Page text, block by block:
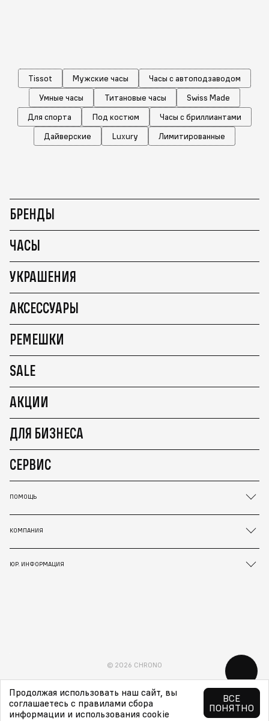
Tissot Мужские часы
Часы с автоподзаводом
Умные часы
Титановые часы
Swiss Made
Для спорта
Под костюм
Часы с бриллиантами
Дайверские
Luxury Лимитированные
БРЕНДЫ
ЧАСЫ
УКРАШЕНИЯ
АКСЕССУАРЫ
РЕМЕШКИ
SALE
АКЦИИ
ДЛЯ БИЗНЕСА
СЕРВИС
ПОМОЩЬ
КОМПАНИЯ
ЮР. ИНФОРМАЦИЯ
© 2026 CHRONO
Продолжая использовать наш сайт, вы
соглашаетесь с правилами сбора
информации и использования cookie
ВСЕ
ПОНЯТНО